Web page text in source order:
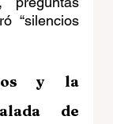
“silencios
y la
de